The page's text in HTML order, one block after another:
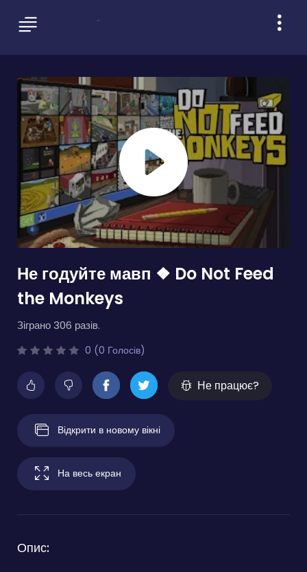
Не годуйте мавп ❖ Do Not Feed
the Monkeys
Зіграно 306 разів.
0 (0 Голосів)
Не працює?
Відкрити в новому вікні
На весь екран
Опис: